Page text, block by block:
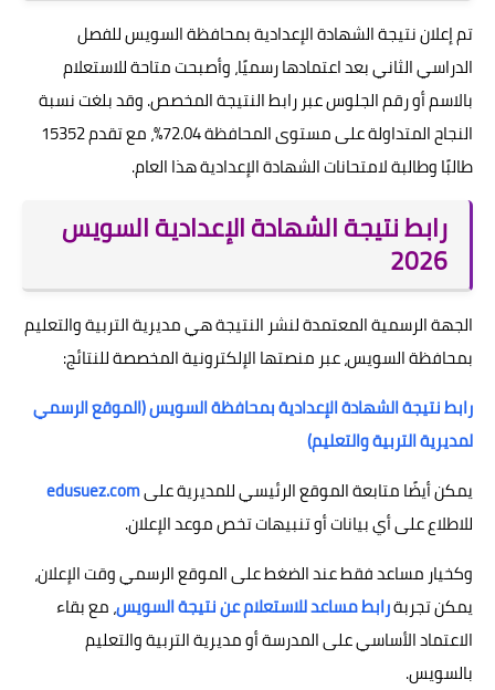
تم إعلان نتيجة الشهادة الإعدادية بمحافظة السويس للفصل
الدراسي الثاني بعد اعتمادها رسميًا، وأصبحت متاحة للاستعلام
بالاسم أو رقم الجلوس عبر رابط النتيجة المخصص. وقد بلغت نسبة
النجاح المتداولة على مستوى المحافظة 72.04%، مع تقدم 15352
طالبًا وطالبة لامتحانات الشهادة الإعدادية هذا العام.
رابط نتيجة الشهادة الإعدادية السويس
2026
الجهة الرسمية المعتمدة لنشر النتيجة هي مديرية التربية والتعليم
بمحافظة السويس، عبر منصتها الإلكترونية المخصصة للنتائج:
رابط نتيجة الشهادة الإعدادية بمحافظة السويس (الموقع الرسمي
لمديرية التربية والتعليم)
يمكن أيضًا متابعة الموقع الرئيسي للمديرية علىedusuez.com
للاطلاع على أي بيانات أو تنبيهات تخص موعد الإعلان.
وكخيار مساعد فقط عند الضغط على الموقع الرسمي وقت الإعلان،
يمكن تجربةرابط مساعد للاستعلام عن نتيجة السويس، مع بقاء
الاعتماد الأساسي على المدرسة أو مديرية التربية والتعليم
بالسويس.